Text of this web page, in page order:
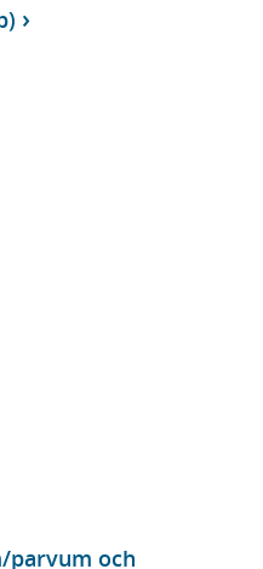
parvum och